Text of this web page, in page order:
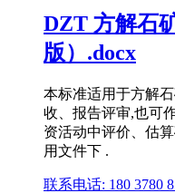
DZT 方解石
版）.docx
本标准适用于方解
收、报告评审,也可
资活动中评价、估
用文件下 .
联系电话: 180 3780